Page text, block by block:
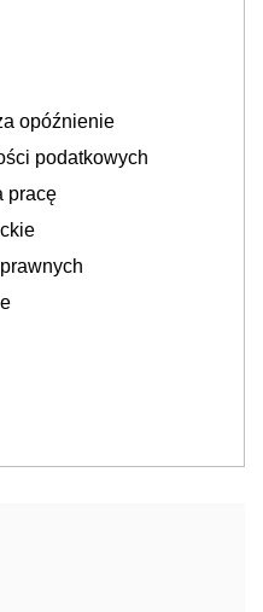
opóźnienie
podatkowych
pracę